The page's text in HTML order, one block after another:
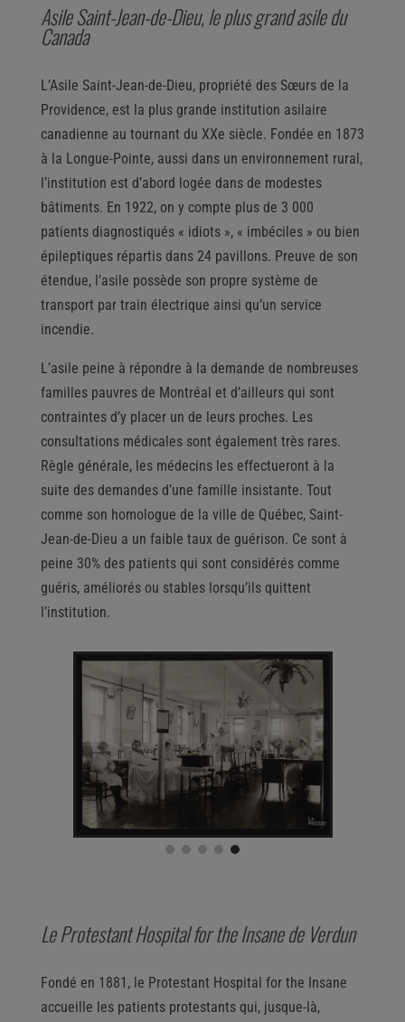
Asile Saint-Jean-de-Dieu, le plus grand asile du
Canada
L’Asile Saint-Jean-de-Dieu, propriété des Sœurs de la
Providence, est la plus grande institution asilaire
canadienne au tournant du XXe siècle. Fondée en 1873
à la Longue-Pointe, aussi dans un environnement rural,
l’institution est d’abord logée dans de modestes
bâtiments. En 1922, on y compte plus de 3 000
patients diagnostiqués « idiots », « imbéciles » ou bien
épileptiques répartis dans 24 pavillons. Preuve de son
étendue, l’asile possède son propre système de
transport par train électrique ainsi qu’un service
incendie.
L’asile peine à répondre à la demande de nombreuses
familles pauvres de Montréal et d’ailleurs qui sont
contraintes d’y placer un de leurs proches. Les
consultations médicales sont également très rares.
Règle générale, les médecins les effectueront à la
suite des demandes d’une famille insistante. Tout
comme son homologue de la ville de Québec, Saint-
Jean-de-Dieu a un faible taux de guérison. Ce sont à
peine 30% des patients qui sont considérés comme
guéris, améliorés ou stables lorsqu’ils quittent
l’institution.
Le Protestant Hospital for the Insane de Verdun
Fondé en 1881, le Protestant Hospital for the Insane
accueille les patients protestants qui, jusque-là,